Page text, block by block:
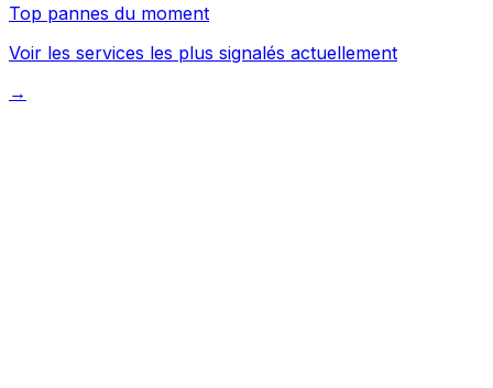
Top pannes du moment
Voir les services les plus signalés actuellement
→